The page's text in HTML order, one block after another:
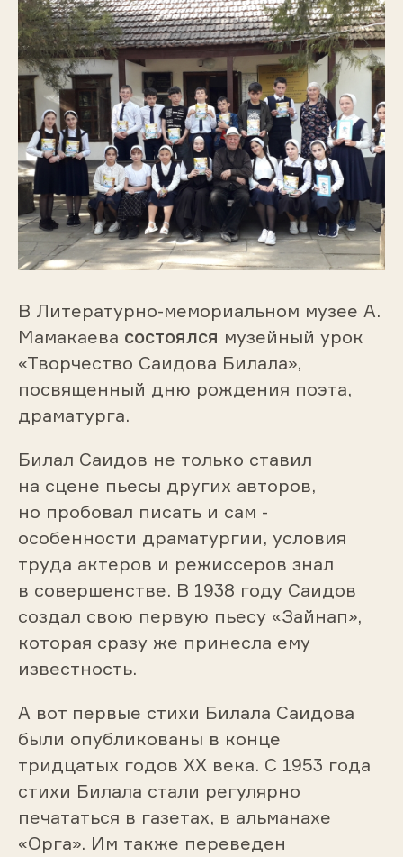
В Литературно-мемориальном музее А.
Мамакаева состоялся музейный урок
«Творчество Саидова Билала»,
посвященный дню рождения поэта,
драматурга.
Билал Саидов не только ставил
на сцене пьесы других авторов,
но пробовал писать и сам -
особенности драматургии, условия
труда актеров и режиссеров знал
в совершенстве. В 1938 году Саидов
создал свою первую пьесу «Зайнап»,
которая сразу же принесла ему
известность.
А вот первые стихи Билала Саидова
были опубликованы в конце
тридцатых годов ХХ века. С 1953 года
стихи Билала стали регулярно
печататься в газетах, в альманахе
«Орга». Им также переведен